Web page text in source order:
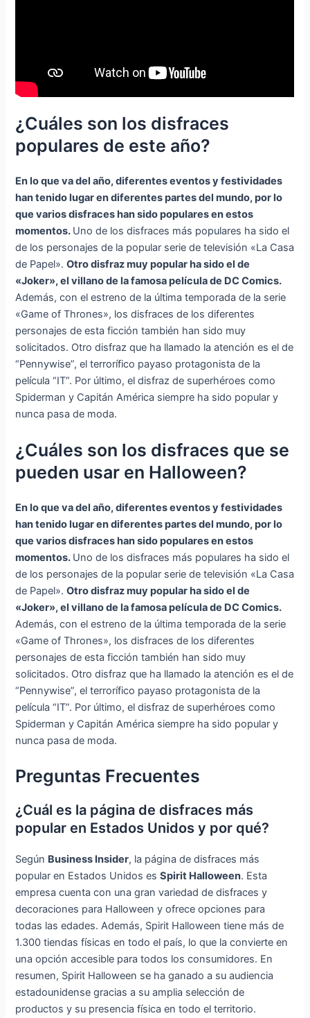
¿Cuáles son los disfraces
populares de este año?
En lo que va del año, diferentes eventos y festividades
han tenido lugar en diferentes partes del mundo, por lo
que varios disfraces han sido populares en estos
momentos. Uno de los disfraces más populares ha sido el
de los personajes de la popular serie de televisión «La Casa
de Papel».Otro disfraz muy popular ha sido el de
«Joker», el villano de la famosa película de DC Comics.
Además, con el estreno de la última temporada de la serie
«Game of Thrones», los disfraces de los diferentes
personajes de esta ficción también han sido muy
solicitados. Otro disfraz que ha llamado la atención es el de
“Pennywise”, el terrorífico payaso protagonista de la
película “IT”. Por último, el disfraz de superhéroes como
Spiderman y Capitán América siempre ha sido popular y
nunca pasa de moda.
¿Cuáles son los disfraces que se
pueden usar en Halloween?
En lo que va del año, diferentes eventos y festividades
han tenido lugar en diferentes partes del mundo, por lo
que varios disfraces han sido populares en estos
momentos. Uno de los disfraces más populares ha sido el
de los personajes de la popular serie de televisión «La Casa
de Papel».Otro disfraz muy popular ha sido el de
«Joker», el villano de la famosa película de DC Comics.
Además, con el estreno de la última temporada de la serie
«Game of Thrones», los disfraces de los diferentes
personajes de esta ficción también han sido muy
solicitados. Otro disfraz que ha llamado la atención es el de
“Pennywise”, el terrorífico payaso protagonista de la
película “IT”. Por último, el disfraz de superhéroes como
Spiderman y Capitán América siempre ha sido popular y
nunca pasa de moda.
Preguntas Frecuentes
¿Cuál es la página de disfraces más
popular en Estados Unidos y por qué?
Según Business Insider, la página de disfraces más
popular en Estados Unidos esSpirit Halloween. Esta
empresa cuenta con una gran variedad de disfraces y
decoraciones para Halloween y ofrece opciones para
todas las edades. Además, Spirit Halloween tiene más de
1.300 tiendas físicas en todo el país, lo que la convierte en
una opción accesible para todos los consumidores. En
resumen, Spirit Halloween se ha ganado a su audiencia
estadounidense gracias a su amplia selección de
productos y su presencia física en todo el territorio.